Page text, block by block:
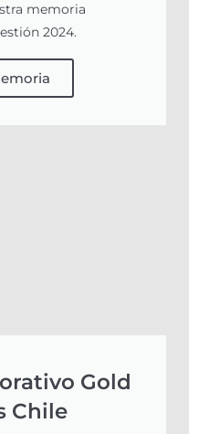
memoria
2024.
Gold
Chile